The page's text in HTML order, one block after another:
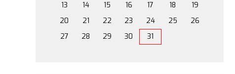
13
14 15 16 17 18
19
20
21 22 23 24 25
26
27
28 29 30 31